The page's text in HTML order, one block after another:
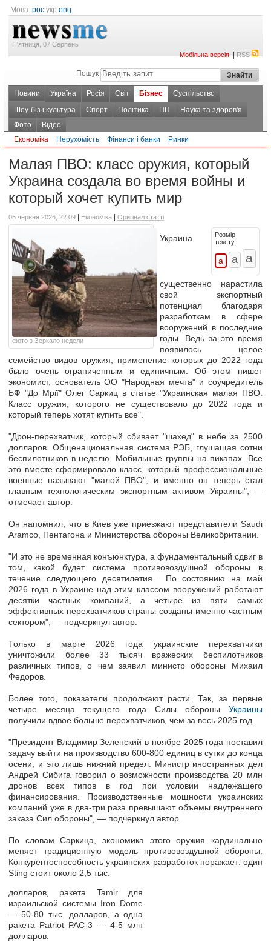
Мова: рос укр eng
П'ятниця, 07 Серпень
Мобільна версія|RSS
Пошук
Новини Україна Росія Світ Бізнес
Суспільство
Шоу-біз і культура
Спорт Політика ПП
Наука та здоров'я
Фото
Відео
Економіка
Нерухомість Фінанси і банки Ринки
Малая ПВО: класс оружия, который
Украина создала во время войны и
который хочет купить мир
05 червня 2026, 22:09 Економіка Оригінал статті
фото з Зеркало недели
Розмір
тексту:
Украина
существенно нарастила
свой экспортный
потенциал благодаря
разработкам в сфере
вооружений в последние
годы. Ведь за это время
появилось целое
семейство видов оружия, применение которых до 2022 года
было очень ограниченным и единичным. Об этом пишет
экономист, основатель ОО "Народная мечта" и соучредитель
БФ "До Мрії" Олег Саркиц в статье "Украинская малая ПВО.
Класс оружия, которого не существовало до 2022 года и
который теперь хотят купить все".
"Дрон-перехватчик, который сбивает "шахед" в небе за 2500
долларов. Общенациональная система РЭБ, глушащая сотни
беспилотников в неделю. Мобильные группы на пикапах. Все
это вместе сформировало класс, который профессиональные
военные называют "малой ПВО", и именно он теперь стал
главным технологическим экспортным активом Украины", —
отмечает автор.
Он напомнил, что в Киев уже приезжают представители Saudi
Aramco, Пентагона и Министерства обороны Великобритании.
"И это не временная конъюнктура, а фундаментальный сдвиг в
том, какой будет система противовоздушной обороны в
течение следующего десятилетия... По состоянию на май
2026 года в Украине над этим классом вооружений работают
десятки частных компаний, а четыре из пяти самых
эффективных перехватчиков страны созданы именно частным
сектором", — подчеркнул автор.
Только в марте 2026 года украинские перехватчики
уничтожили более 33 тысяч вражеских беспилотников
различных типов, о чем заявил министр обороны Михаил
Федоров.
Более того, показатели продолжают расти. Так, за первые
четыре месяца текущего года Силы обороны Украины
получили вдвое больше перехватчиков, чем за весь 2025 год.
"Президент Владимир Зеленский в ноябре 2025 года поставил
задачу выйти на производство 600-800 единиц в сутки до конца
осени, и это лишь нижний предел. Министр иностранных дел
Андрей Сибига говорил о возможности производства 20 млн
дронов всех типов в год при условии надлежащего
финансирования. Производственные мощности украинских
компаний уже в два-три раза превышают объемы внутреннего
заказа Сил обороны", — подчеркнул автор.
По словам Саркица, экономика этого оружия кардинально
меняет традиционную модель противовоздушной обороны.
Конкурентоспособность украинских разработок поражает: один
Sting стоит около 2,5 тыс.
долларов, ракета Tamir для
израильской системы Iron Dome
— 50-80 тыс. долларов, а одна
ракета Patriot PAC-3 — 4-5 млн
долларов.